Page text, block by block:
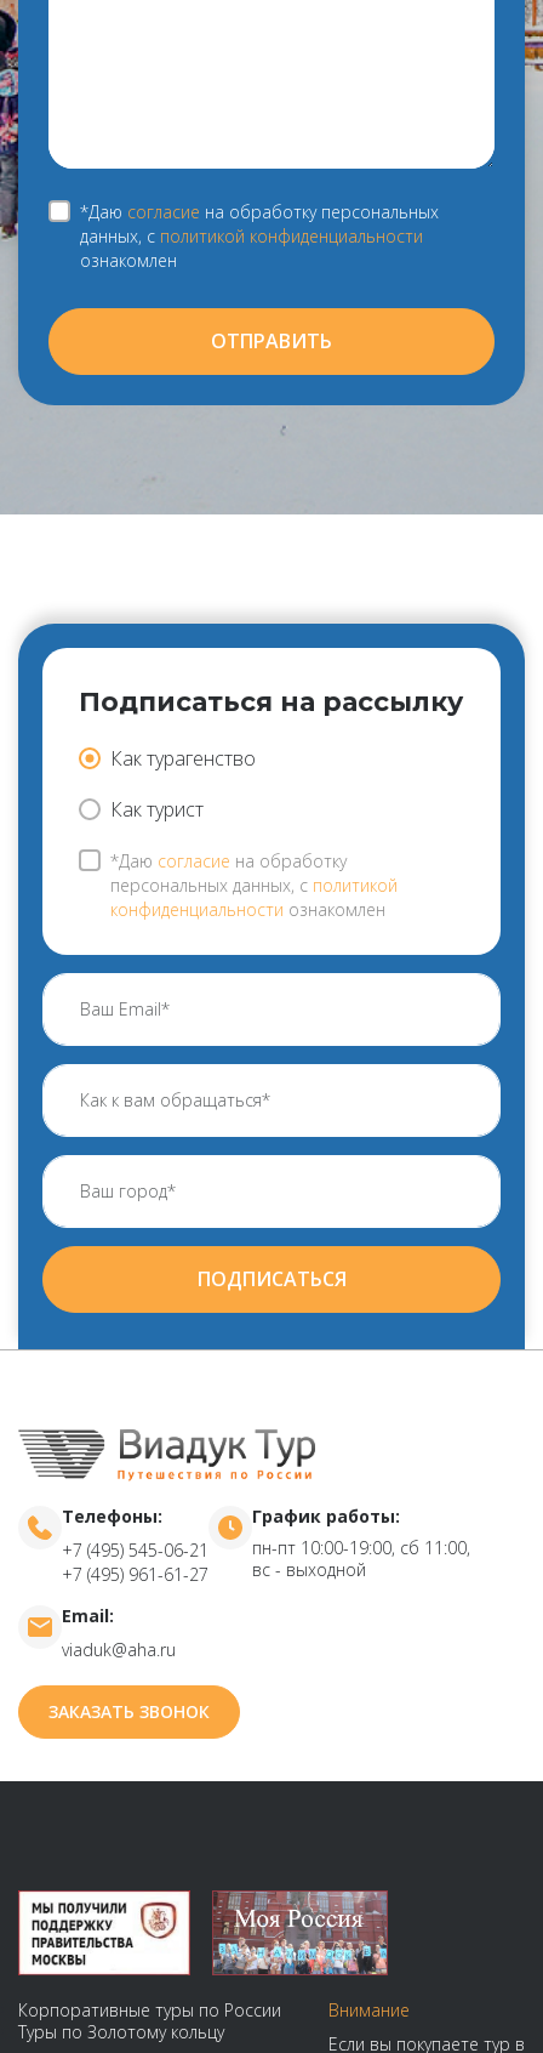
*Даю согласие на обработку персональных
данных, с политикой конфиденциальности
ознакомлен
ОТПРАВИТЬ
Подписаться на рассылку
Как турагенство
Как турист
*Даю согласие на обработку
персональных данных, с политикой
конфиденциальности ознакомлен
ПОДПИСАТЬСЯ
Телефоны:
+7 (495) 545-06-21
+7 (495) 961-61-27
График работы:
пн-пт 10:00-19:00, сб 11:00,
вс - выходной
Email:
viaduk@aha.ru
ЗАКАЗАТЬ ЗВОНОК
Корпоративные туры по России
Туры по Золотому кольцу
Внимание
Если вы покупаете тур в